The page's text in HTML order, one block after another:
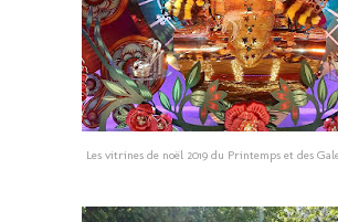
Les vitrines de noël 2019 du Printemps et des